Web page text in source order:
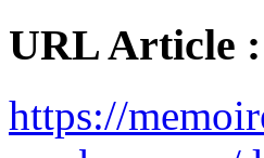
URL Article :
https://